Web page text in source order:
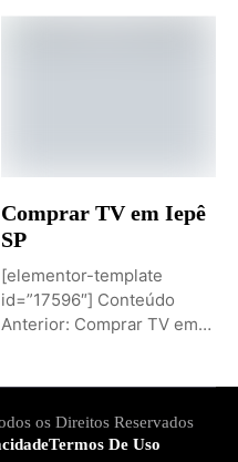
Comprar TV...
Comprar TV em Iepê
SP
[elementor-template
id=”17596″] Conteúdo
Anterior: Comprar TV em
os Direitos Reservados
Termos De Uso